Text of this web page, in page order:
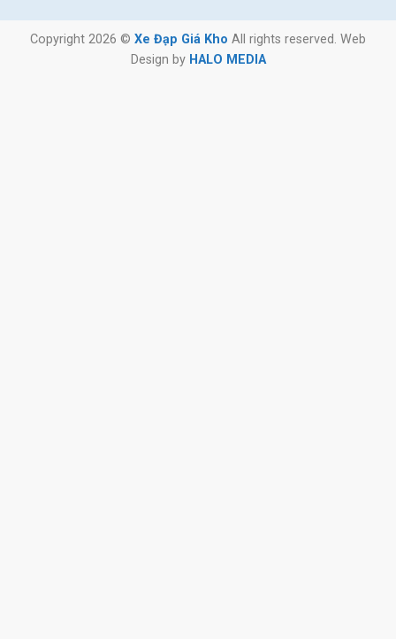
Copyright 2026 © Xe Đạp Giá Kho All rights reserved. Web
Design by HALO MEDIA